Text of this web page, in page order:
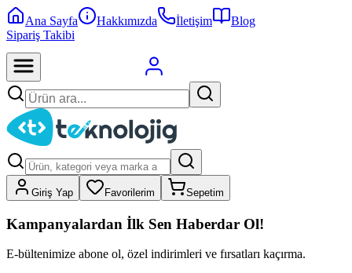
Ana Sayfa Hakkımızda İletişim
Blog
Sipariş Takibi
Giriş Yap Favorilerim Sepetim
Kampanyalardan İlk Sen Haberdar Ol!
E-bültenimize abone ol, özel indirimleri ve fırsatları kaçırma.